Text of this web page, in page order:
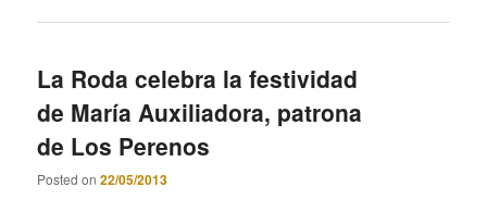
La Roda celebra la festividad
de María Auxiliadora, patrona
de Los Perenos
Posted on22/05/2013